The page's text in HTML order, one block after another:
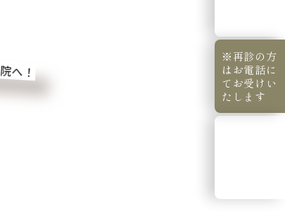
※再診の方
はお電話に
てお受けい
たします